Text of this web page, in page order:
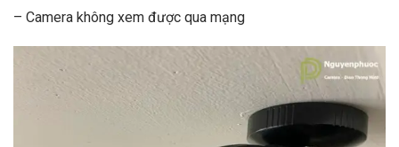
– Camera không xem được qua mạng